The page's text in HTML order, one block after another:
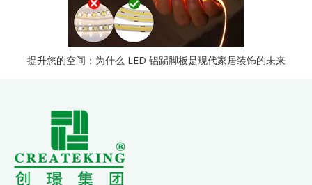
提升您的空间：为什么 LED 铝踢脚板是现代家居装饰的未来